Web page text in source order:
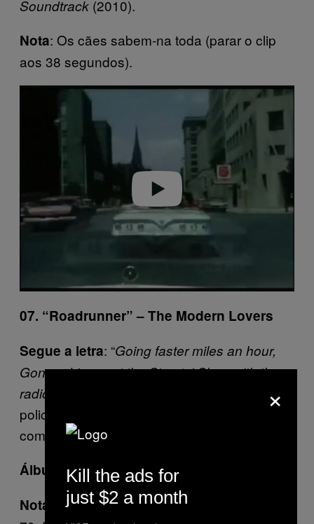
Soundtrack (2010).
Nota: Os cães sabem-na toda (parar o clip
aos 38 segundos).
07. “Roadrunner” – The Modern Lovers
Segue a letra: “Going faster miles an hour,
Gonna drive past the Stop ‘n’ Shop with the
radio on
”. Conduzir sem restrições, controlos
policiais e com a telefonia bem alto. Em Maio,
começa a ser mais possível.
Álbum
:The Modern Lovers
Nota
: Quando te pedirem bandas dos anos
×
Kill the ads for
just $2 a month